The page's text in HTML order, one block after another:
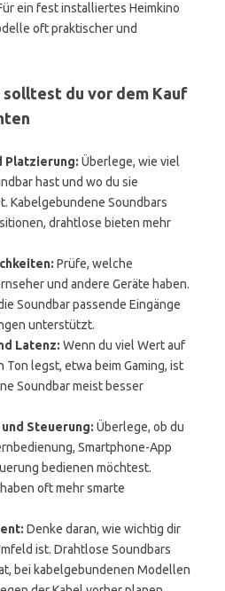
ein fest installiertes Heimkino
oft praktischer und
du vor dem Kauf
Platzierung: Überlege, wie viel
hast und wo du sie
Kabelgebundene Soundbars
drahtlose bieten mehr
Prüfe, welche
und andere Geräte haben.
Soundbar passende Eingänge
unterstützt.
Latenz: Wenn du viel Wert auf
legst, etwa beim Gaming, ist
Soundbar meist besser
Steuerung: Überlege, ob du
Smartphone-App
bedienen möchtest.
oft mehr smarte
Denke daran, wie wichtig dir
ist. Drahtlose Soundbars
bei kabelgebundenen Modellen